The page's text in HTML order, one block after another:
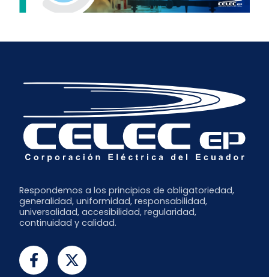
Respondemos a los principios de obligatoriedad,
generalidad, uniformidad, responsabilidad,
universalidad, accesibilidad, regularidad,
continuidad y calidad.